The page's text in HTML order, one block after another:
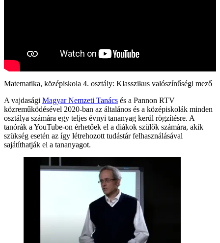
Matematika, középiskola 4. osztály: Klasszikus valószínűségi mező
A vajdasági Magyar Nemzeti Tanács és a Pannon RTV
közreműködésével 2020-ban az általános és a középiskolák minden
osztálya számára egy teljes évnyi tananyag kerül rögzítésre. A
tanórák a YouTube-on érhetőek el a diákok szülők számára, akik
szükség esetén az így létrehozott tudástár felhasználásával
sajátíthatják el a tananyagot.